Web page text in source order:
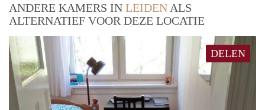
ANDERE KAMERS IN LEIDEN ALS
ALTERNATIEF VOOR DEZE LOCATIE
DELEN